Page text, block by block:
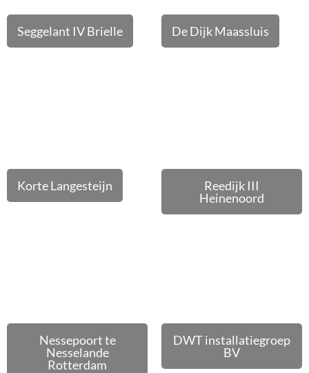
Seggelant IV Brielle De Dijk Maassluis
Korte Langesteijn
Reedijk III
Heinenoord
Nessepoort te
Nesselande
Rotterdam
DWT installatiegroep
BV